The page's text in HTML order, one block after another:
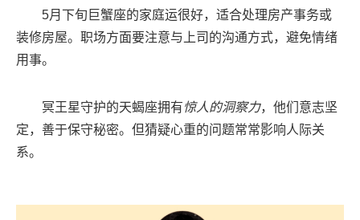
5月下旬巨蟹座的家庭运很好，适合处理房产事务或
装修房屋。职场方面要注意与上司的沟通方式，避免情绪
用事。
冥王星守护的天蝎座拥有惊人的洞察力，他们意志坚
定，善于保守秘密。但猜疑心重的问题常常影响人际关
系。